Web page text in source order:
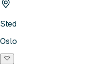
Sted
Oslo